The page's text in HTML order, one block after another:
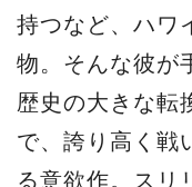
持つなど、ハワ
物。そんな彼が
歴史の大きな転
で、誇り高く戦
る意欲作。スリ